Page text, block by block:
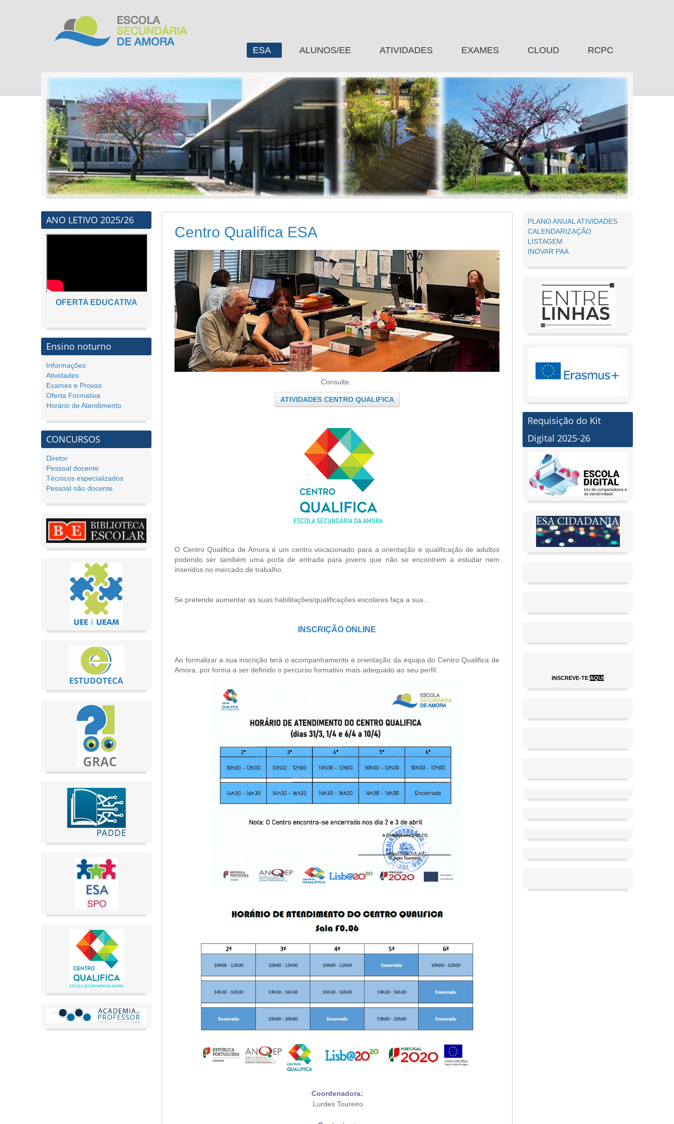
ESA ALUNOS/EE ATIVIDADES EXAMES CLOUD RCPC
Centro Qualifica ESA
Consulte:
ATIVIDADES CENTRO QUALIFICA
O Centro Qualifica de Amora é um centro vocacionado para a orientação e qualificação de adultos
podendo ser também uma porta de entrada para jovens que não se encontrem a estudar nem
inseridos no mercado de trabalho.
Se pretende aumentar as suas habilitações/qualificações escolares faça a sua...
INSCRIÇÃO ONLINE
Ao formalizar a sua inscrição terá o acompanhamento e orientação da equipa do Centro Qualifica de
Amora, por forma a ser definido o percurso formativo mais adequado ao seu perfil.
Coordenadora:
Lurdes Toureiro
ANO LETIVO 2025/26
OFERTA EDUCATIVA
Ensino noturno
Informações
Atividades
Exames e Provas
Oferta Formativa
Horário de Atendimento
CONCURSOS
Diretor
Pessoal docente
Técnicos especializados
Pessoal não docente
PLANO ANUAL ATIVIDADES
CALENDARIZAÇÃO
LISTAGEM
INOVAR PAA
Requisição do Kit
Digital 2025-26
INSCREVE-TE AQUI